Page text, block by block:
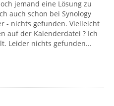
jemand eine Lösung zu
auch schon bei Synology
- nichts gefunden. Vielleicht
auf der Kalenderdatei ? Ich
Leider nichts gefunden...